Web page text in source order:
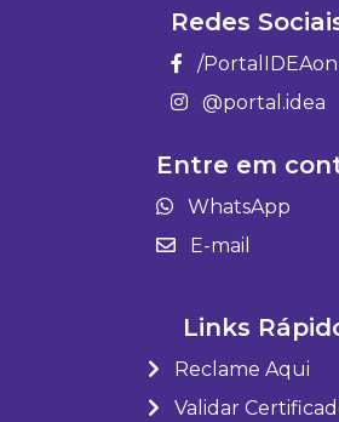
Redes
/
@portal.idea
Entre em
WhatsApp
E-mail
Links
Reclame Aqui
Validar